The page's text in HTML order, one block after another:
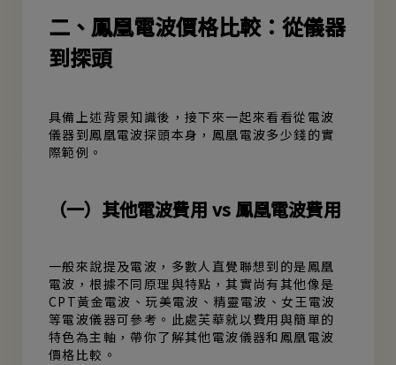
二、鳳凰電波價格比較：從儀器
到探頭
具備上述背景知識後，接下來一起來看看從電波
儀器到鳳凰電波探頭本身，鳳凰電波多少錢的實
際範例。
（一）其他電波費用 vs 鳳凰電波費用
一般來說提及電波，多數人直覺聯想到的是鳳凰
電波，根據不同原理與特點，其實尚有其他像是
CPT黃金電波、玩美電波、精靈電波、女王電波
等電波儀器可參考。此處芙華就以費用與簡單的
特色為主軸，帶你了解其他電波儀器和鳳凰電波
價格比較。